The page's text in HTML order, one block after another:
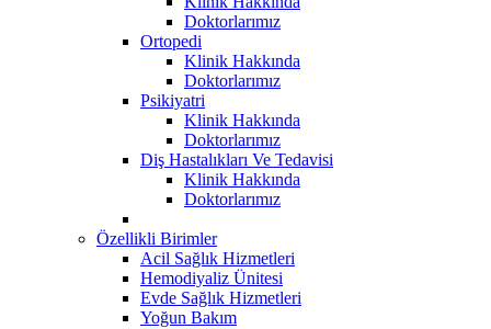
Doktorlarımız
Ortopedi
Klinik Hakkında
Doktorlarımız
Psikiyatri
Klinik Hakkında
Doktorlarımız
Diş Hastalıkları Ve Tedavisi
Klinik Hakkında
Doktorlarımız
Özellikli Birimler
Acil Sağlık Hizmetleri
Hemodiyaliz Ünitesi
Evde Sağlık Hizmetleri
Yoğun Bakım